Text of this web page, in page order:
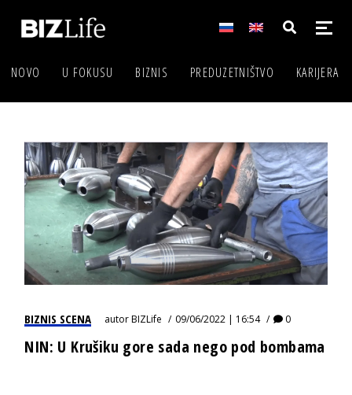
NOVO U FOKUSU BIZNIS PREDUZETNIŠTVO KARIJERA
BIZNIS SCENA autorBIZLife 09/06/2022 | 16:54 0
NIN: U Krušiku gore sada nego pod bombama